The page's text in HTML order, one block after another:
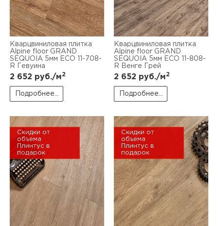
Кварцвиниловая плитка
Alpine floor GRAND
SEQUOIA 5мм ЕСО 11-708-
R Гевуина
2 652 руб./м2
Подробнее...
Кварцвиниловая плитка
Alpine floor GRAND
SEQUOIA 5мм ЕСО 11-808-
R Венге Грей
2 652 руб./м2
Подробнее...
Скидки от
объема
Плинтус в
подарок
Скидки от
объема
Плинтус в
подарок